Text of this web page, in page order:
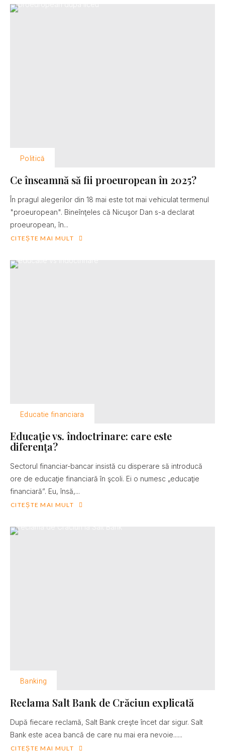
Politică
Ce înseamnă să fii proeuropean în 2025?
În pragul alegerilor din 18 mai este tot mai vehiculat termenul
"proeuropean". Bineînţeles că Nicuşor Dan s-a declarat
proeuropean, în...
CITEȘTE MAI MULT
Educatie financiara
Educaţie vs. îndoctrinare: care este
diferenţa?
Sectorul financiar-bancar insistă cu disperare să introducă
ore de educaţie financiară în şcoli. Ei o numesc „educaţie
financiară”. Eu, însă,...
CITEȘTE MAI MULT
Banking
Reclama Salt Bank de Crăciun explicată
După fiecare reclamă, Salt Bank creşte încet dar sigur. Salt
Bank este acea bancă de care nu mai era nevoie......
CITEȘTE MAI MULT